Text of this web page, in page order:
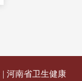
河南省卫生健康